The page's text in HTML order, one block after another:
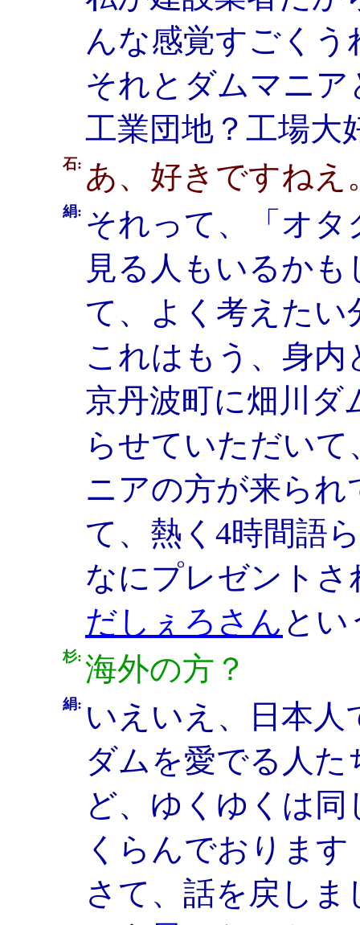
んな感覚すごく
それとダムマニ
工業団地？工場大
石: あ、好きですねえ
絹: それって、「オ
見る人もいるか
て、よく考えた
これはもう、身
京丹波町に畑川ダ
らせていただい
ニアの方が来ら
て、熱く4時間語
なにプレゼント
だしぇろさん と
杉: 海外の方？
絹: いえいえ、日本人
ダムを愛でる人
ど、ゆくゆくは
くらんでおります
さて、話を戻し